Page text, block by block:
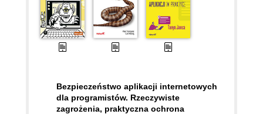
Bezpieczeństwo aplikacji internetowych
dla programistów. Rzeczywiste
zagrożenia, praktyczna ochrona